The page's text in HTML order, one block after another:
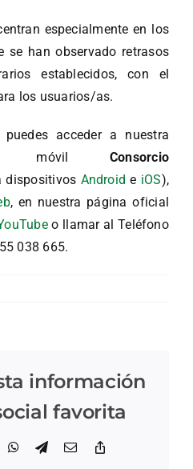
especialmente en los
se han observado retrasos
establecidos, con el
los usuarios/as.
acceder a nuestra
móvil Consorcio
dispositivos Android e iOS),
, en nuestra página oficial
o llamar al Teléfono
038 665.
información
favorita
WhatsApp
Telegram
Correo